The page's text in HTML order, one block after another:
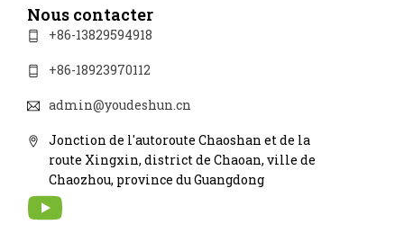
Nous contacter
+86-13829594918
+86-18923970112
admin@youdeshun.cn
Jonction de l'autoroute Chaoshan et de la
route Xingxin, district de Chaoan, ville de
Chaozhou, province du Guangdong